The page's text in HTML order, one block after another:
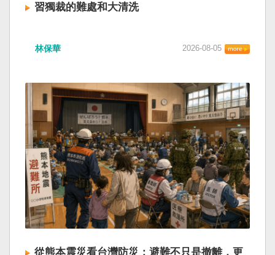
習獨裁的難處和大清洗
林保華 2026-08-05
從熊本震災看台灣防災：避難不只是撤離，更